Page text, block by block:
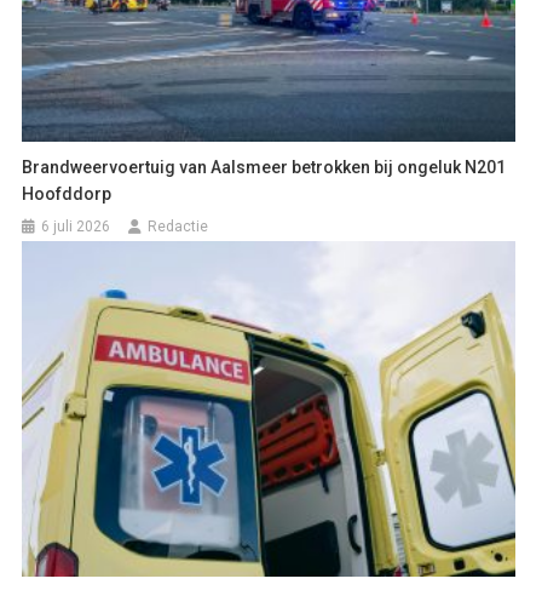
Brandweervoertuig van Aalsmeer betrokken bij ongeluk N201
Hoofddorp
6 juli 2026 Redactie